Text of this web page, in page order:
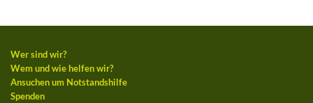
Wer sind wir?
Wem und wie helfen wir?
Ansuchen um Notstandshilfe
Spenden